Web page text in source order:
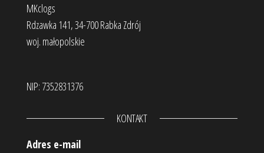
MKclogs
Rdzawka 141, 34-700 Rabka Zdrój
woj. małopolskie
NIP: 7352831376
KONTAKT
Adres e-mail